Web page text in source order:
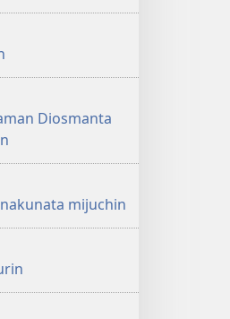
Diosmanta
mijuchin